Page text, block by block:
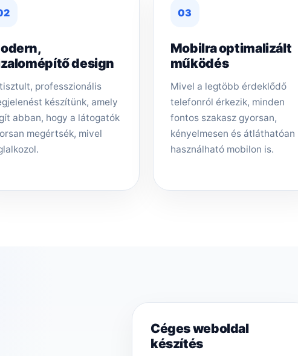
design
professzionális
készítünk, amely
abban, hogy a látogatók
megértsék, mivel
03
Mobilra optimalizált
működés
Mivel a legtöbb érdeklődő
telefonról érkezik, minden
fontos szakasz gyorsan,
kényelmesen és átláthatóan
használható mobilon is.
Céges weboldal
készítés